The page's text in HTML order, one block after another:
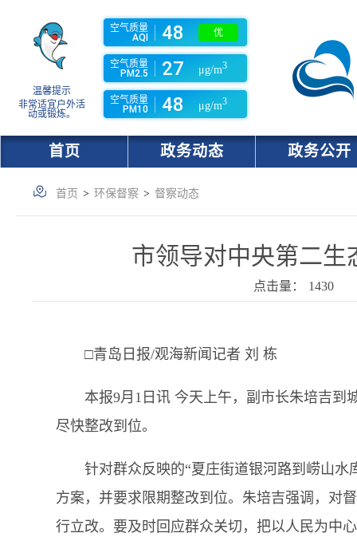
温馨提示
非常适宜户外活
动或锻炼。
空气质量
AQI
48 优
空气质量
PM2.5
27 μg/m3
空气质量
PM10
48 μg/m3
首页 政务动态 政务公开
首页 > 环保督察 > 督察动态
市领导对中央第二
点击量： 1430
□青岛日报/观海新闻记者 刘 栋
本报9月1日讯 今天上午，副市长朱培吉
尽快整改到位。
针对群众反映的“夏庄街道银河路到崂山
方案，并要求限期整改到位。朱培吉强调，对
行立改。要及时回应群众关切，把以人民为中